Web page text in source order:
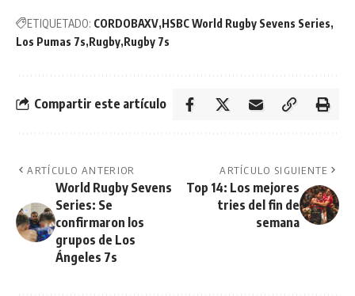
ETIQUETADO: CORDOBAXV HSBC World Rugby Sevens Series
Los Pumas 7s Rugby Rugby 7s
Compartir este artículo
ARTÍCULO ANTERIOR
World Rugby Sevens
Series: Se
confirmaron los
grupos de Los
Ángeles 7s
ARTÍCULO SIGUIENTE
Top 14: Los mejores
tries del fin de
semana